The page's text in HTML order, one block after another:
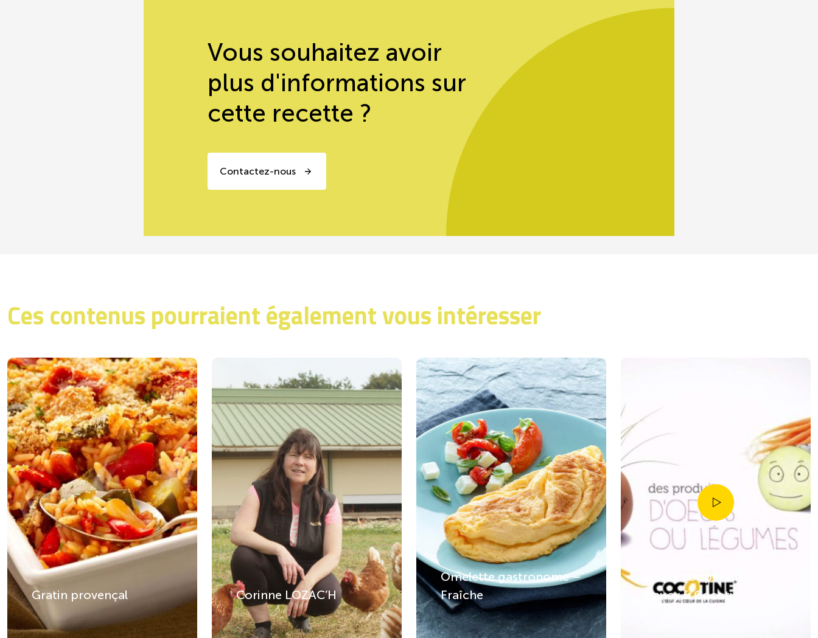
Vous souhaitez avoir
plus d'informations sur
cette recette ?
Contactez-nous
Ces contenus pourraient également vous intéresser
Gratin provençal Corinne LOZAC’H
Omelette gastronome –
Fraîche
Notre coopérative
daucy & Cocotine